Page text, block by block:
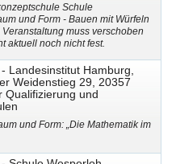
Schule
und Form - Bauen mit Würfeln
muss verschoben
aktuell noch nicht fest.
- Landesinstitut Hamburg,
Weidenstieg 29, 20357
Qualifizierung und
und Form: „Die Mathematik im